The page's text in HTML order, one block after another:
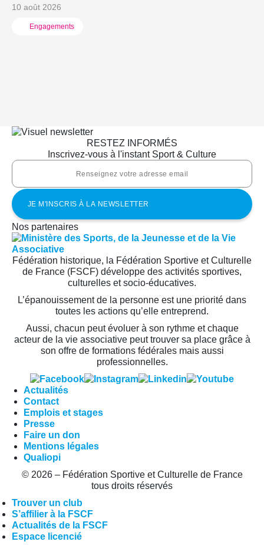
10 août 2026
Engagements
RESTEZ INFORMÉS
Inscrivez-vous à l'instant Sport & Culture
Nos partenaires
Fédération historique, la Fédération Sportive et Culturelle
de France (FSCF) développe des activités sportives,
culturelles et socio-éducatives.
L’épanouissement de la personne est une priorité dans
toutes les actions qu’elle entreprend.
Aussi, chacun peut évoluer à son rythme et chaque
acteur de la vie associative peut trouver sa place grâce à
son offre de formations fédérales mais aussi
professionnelles.
Actualités
Contact
Emplois et stages
Presse
Faire un don
Mentions légales
Qualiopi
© 2026 – Fédération Sportive et Culturelle de France
tous droits réservés
Trouver un club
S’affilier à la FSCF
Actualités de la FSCF
Espace licencié